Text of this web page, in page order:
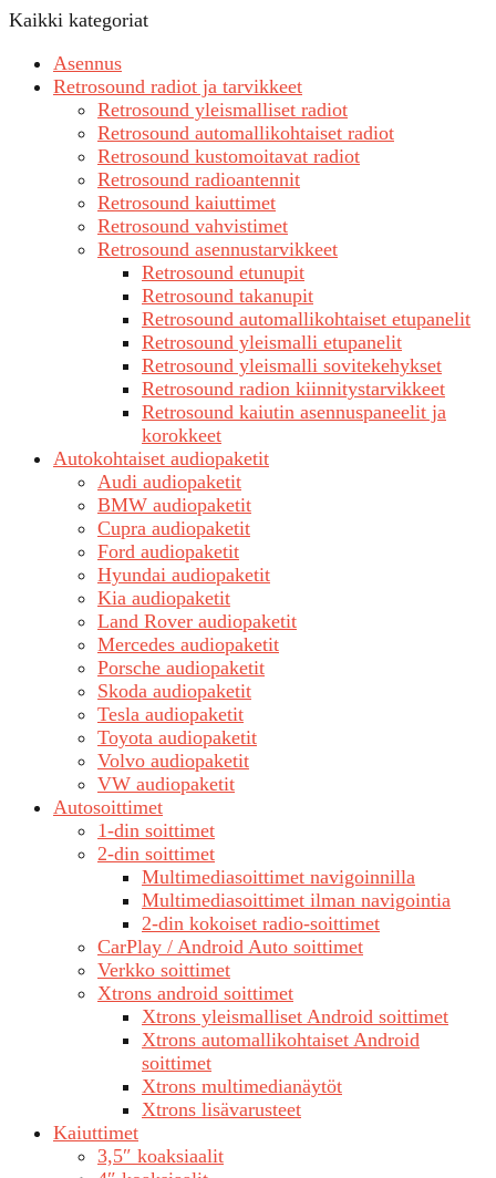
Kaikki kategoriat
Asennus
Retrosound radiot ja tarvikkeet
Retrosound yleismalliset radiot
Retrosound automallikohtaiset radiot
Retrosound kustomoitavat radiot
Retrosound radioantennit
Retrosound kaiuttimet
Retrosound vahvistimet
Retrosound asennustarvikkeet
Retrosound etunupit
Retrosound takanupit
Retrosound automallikohtaiset etupanelit
Retrosound yleismalli etupanelit
Retrosound yleismalli sovitekehykset
Retrosound radion kiinnitystarvikkeet
Retrosound kaiutin asennuspaneelit ja
korokkeet
Autokohtaiset audiopaketit
Audi audiopaketit
BMW audiopaketit
Cupra audiopaketit
Ford audiopaketit
Hyundai audiopaketit
Kia audiopaketit
Land Rover audiopaketit
Mercedes audiopaketit
Porsche audiopaketit
Skoda audiopaketit
Tesla audiopaketit
Toyota audiopaketit
Volvo audiopaketit
VW audiopaketit
Autosoittimet
1-din soittimet
2-din soittimet
Multimediasoittimet navigoinnilla
Multimediasoittimet ilman navigointia
2-din kokoiset radio-soittimet
CarPlay / Android Auto soittimet
Verkko soittimet
Xtrons android soittimet
Xtrons yleismalliset Android soittimet
Xtrons automallikohtaiset Android
soittimet
Xtrons multimedianäytöt
Xtrons lisävarusteet
Kaiuttimet
3,5″ koaksiaalit